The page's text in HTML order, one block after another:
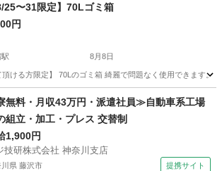
25〜31限定】70Lゴミ箱
円
駅 8月8日
頂ける方限定】 70Lのゴミ箱 綺麗で問題なく使用できます
宿駅 インテリア雑貨/小物 ペダル
料・月収43万円・派遣社員≫自動車系工場
組立・加工・プレス 交替制
1,900円
技研株式会社 神奈川支店
川県 藤沢市 提携サイト